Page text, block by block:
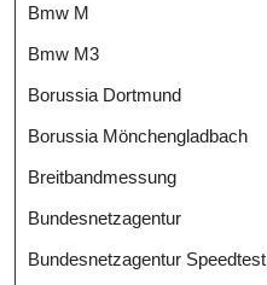
Bmw M
Bmw M3
Borussia Dortmund
Borussia Mönchengladbach
Breitbandmessung
Bundesnetzagentur
Bundesnetzagentur Speedtest